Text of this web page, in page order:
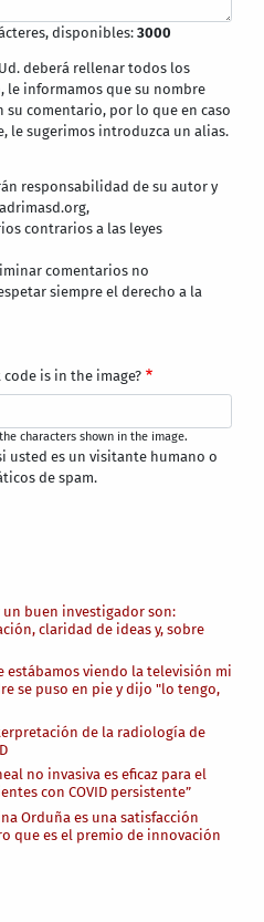
buen investigador son:
claridad de ideas y, sobre
estábamos viendo la televisión mi
se puso en pie y dijo "lo tengo,
de la radiología de
no invasiva es eficaz para el
con COVID persistente”
Orduña es una satisfacción
que es el premio de innovación
disponibles:3000
deberá rellenar todos los
le informamos que su nombre
comentario, por lo que en caso
le sugerimos introduzca un alias.
responsabilidad de su autor y
contrarios a las leyes
comentarios no
siempre el derecho a la
code is in the image?
characters shown in the image.
usted es un visitante humano o
de spam.